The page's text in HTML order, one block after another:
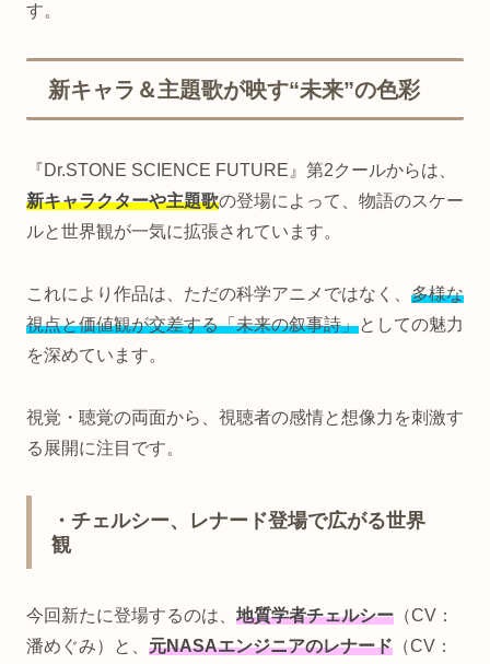
す。
新キャラ＆主題歌が映す“未来”の色彩
『Dr.STONE SCIENCE FUTURE』第2クールからは、
新キャラクターや主題歌の登場によって、物語のスケー
ルと世界観が一気に拡張されています。
これにより作品は、ただの科学アニメではなく、 多様な
視点と価値観が交差する「未来の叙事詩」としての魅力
を深めています。
視覚・聴覚の両面から、視聴者の感情と想像力を刺激す
る展開に注目です。
・チェルシー、レナード登場で広がる世界
観
今回新たに登場するのは、 地質学者チェルシー （CV：
潘めぐみ）と、 元NASAエンジニアのレナード （CV：